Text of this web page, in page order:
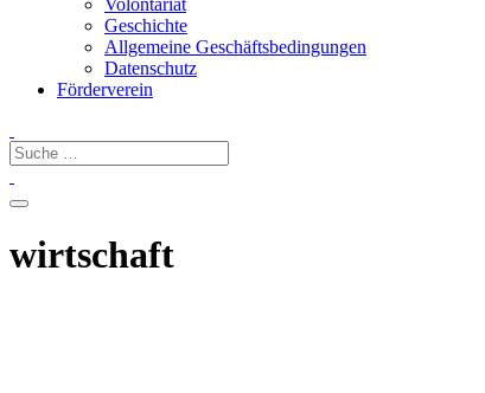
Volontariat
Geschichte
Allgemeine Geschäftsbedingungen
Datenschutz
Förderverein
wirtschaft